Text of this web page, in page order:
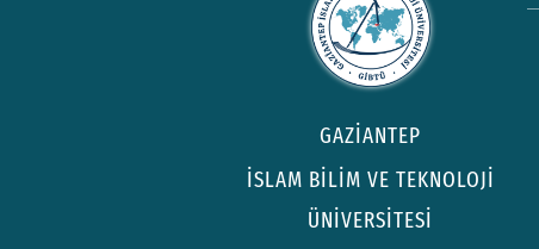
GAZİANTEP
İSLAM BİLİM VE TEKNOLOJİ
ÜNİVERSİTESİ